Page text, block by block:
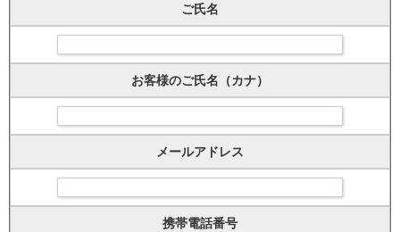
ご氏名
お客様のご氏名（カナ）
メールアドレス
携帯電話番号